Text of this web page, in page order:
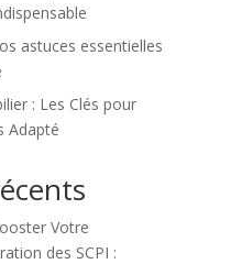
astuces essentielles
: Les Clés pour
Adapté
Votre
des SCPI :